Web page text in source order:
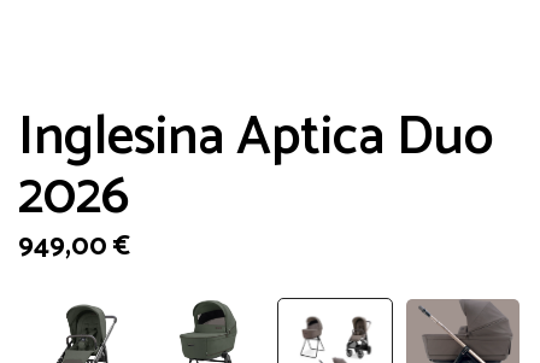
Inglesina Aptica Duo
2026
949,00€